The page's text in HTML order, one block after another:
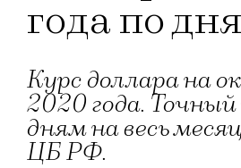
года по
Курс доллара на
2020 года. Точный
дням на весь
ЦБ РФ.